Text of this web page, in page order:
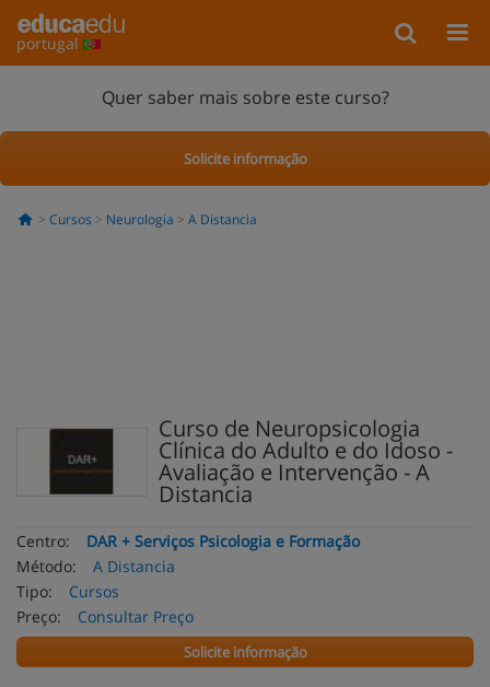
portugal
Quer saber mais sobre este curso?
Solicite informação
Cursos Neurologia A Distancia
Curso de Neuropsicologia
Clínica do Adulto e do Idoso -
Avaliação e Intervenção - A
Distancia
Centro:
DAR + Serviços Psicologia e Formação
Método:
A Distancia
Tipo:
Cursos
Preço:
Consultar Preço
Solicite informação